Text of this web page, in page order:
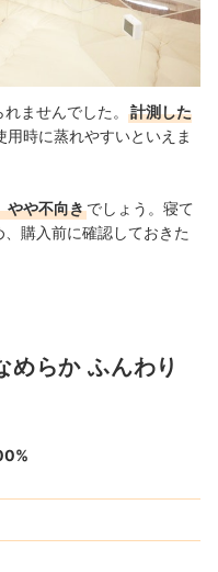
ませんでした。
計測した
用時に蒸れやすいといえま
やや不向きでしょう。寝て
購入前に確認しておきた
らか ふんわり